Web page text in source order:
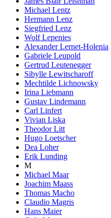
Michael Lentz
Hermann Lenz
Siegfried Lenz
Wolf Lepenies
Alexander Lernet-Holenia
Gabriele Leupold
Gertrud Leutenegger
Sibylle Lewitscharoff
Mechtilde Lichnowsky
Irina Liebmann
Gustav Lindemann
Carl Linfert
Vivian Liska
Theodor Litt
Hugo Loetscher
Dea Loher
Erik Lunding
M
Michael Maar
Joachim Maass
Thomas Macho
Claudio Magris
Hans Maier